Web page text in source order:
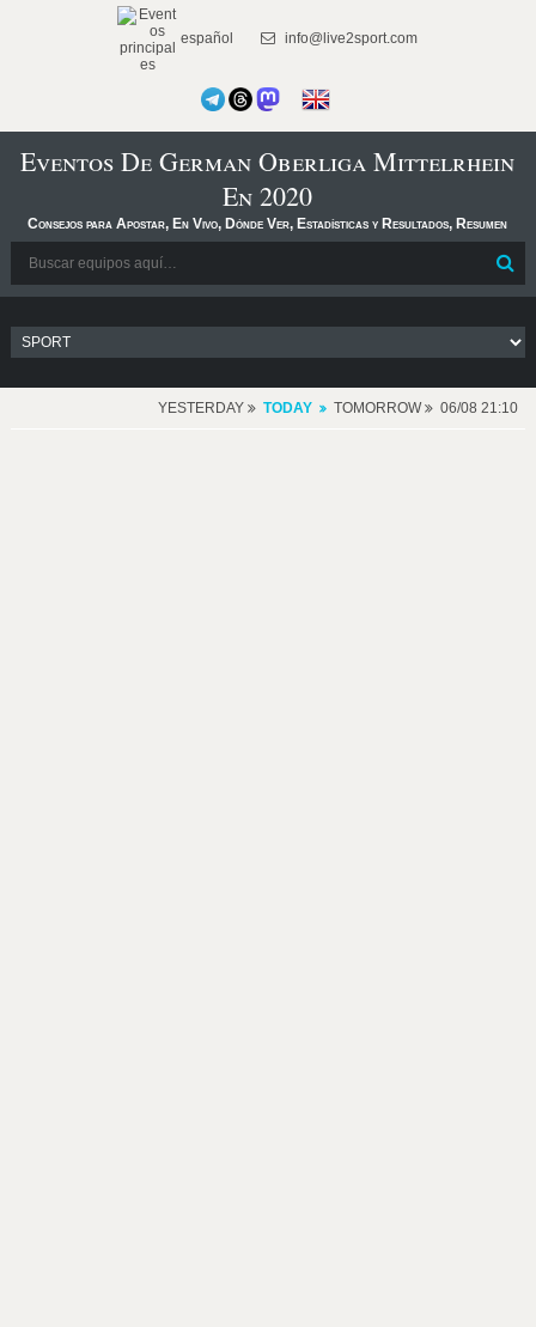
español info@live2sport.com
Eventos De German Oberliga Mittelrhein
En 2020
Consejos para Apostar, En Vivo, Dónde Ver, Estadísticas y Resultados, Resumen
YESTERDAY TODAY TOMORROW 06/08 21:10